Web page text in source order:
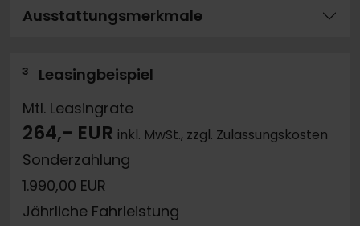
Ausstattungsmerkmale
3
Leasingbeispiel
Mtl. Leasingrate
264,- EUR inkl. MwSt., zzgl. Zulassungskosten
Sonderzahlung
1.990,00 EUR
Jährliche Fahrleistung